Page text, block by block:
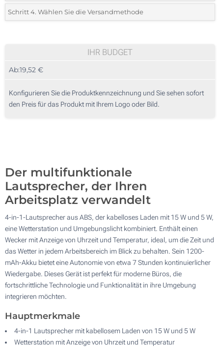
1 Farbig (Auf einer Seite)
3 Farbig (Auf einer Seite)
Doming mit Harz (Auf einer Seite)
*Bitte wählen Sie Ihre gewünschte Menge
10
50
Schritt 4. Wählen Sie die Versandmethode
IHR BUDGET
Ab:19,52 €
Konfigurieren Sie die Produktkennzeichnung und Sie sehen sofort
den Preis für das Produkt mit Ihrem Logo oder Bild.
Der multifunktionale
Lautsprecher, der Ihren
Arbeitsplatz verwandelt
4-in-1-Lautsprecher aus ABS, der kabelloses Laden mit 15 W und 5 W,
eine Wetterstation und Umgebungslicht kombiniert. Enthält einen
Wecker mit Anzeige von Uhrzeit und Temperatur, ideal, um die Zeit und
das Wetter in jedem Arbeitsbereich im Blick zu behalten. Sein 1200-
mAh-Akku bietet eine Autonomie von etwa 7 Stunden kontinuierlicher
Wiedergabe. Dieses Gerät ist perfekt für moderne Büros, die
fortschrittliche Technologie und Funktionalität in ihre Umgebung
integrieren möchten.
Hauptmerkmale
4-in-1 Lautsprecher mit kabellosem Laden von 15 W und 5 W
Wetterstation mit Anzeige von Uhrzeit und Temperatur